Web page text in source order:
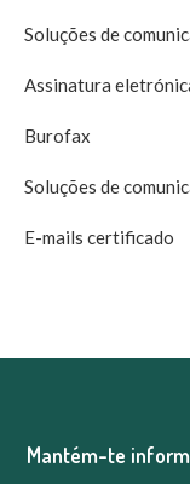
Soluções de
Assinatura
Burofax
Soluções de
E-mails certificado
Mantém-te